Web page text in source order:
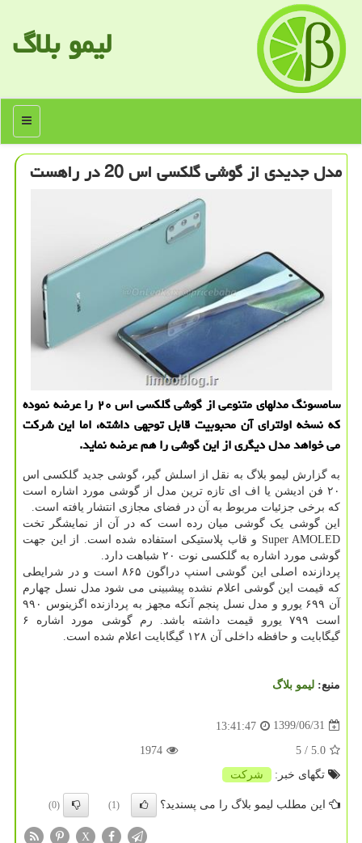
لیمو بلاگ
منو
مدل جدیدی از گوشی گلكسی اس 20 در راهست
سامسونگ مدلهای متنوعی از گوشی گلكسی اس ۲۰ را عرضه نموده
كه نسخه اولترای آن محبوبیت قابل توجهی داشته، اما این شركت
می خواهد مدل دیگری از این گوشی را هم عرضه نماید.
به گزارش لیمو بلاگ به نقل از اسلش گیر، گوشی جدید گلکسی اس
۲۰ فن ادیشن یا اف ای تازه ترین مدل از گوشی مورد اشاره است
که برخی جزئیات مربوط به آن در فضای مجازی انتشار یافته است.
این گوشی یک گوشی میان رده است که در آن از نمایشگر تخت
Super AMOLED و قاب پلاستیکی استفاده شده است. از این جهت
گوشی مورد اشاره به گلکسی نوت ۲۰ شباهت دارد.
پردازنده اصلی این گوشی اسنپ دراگون ۸۶۵ است و در شرایطی
که قیمت این گوشی اعلام نشده پیشبینی می شود مدل نسل چهارم
آن ۶۹۹ یورو و مدل نسل پنجم آنکه مجهز به پردازنده اگزینوس ۹۹۰
است ۷۹۹ یورو قیمت داشته باشد. رم گوشی مورد اشاره ۶
گیگابایت و حافظه داخلی آن ۱۲۸ گیگابایت اعلام شده است.
منبع: لیمو بلاگ
1399/06/31
13:41:47
5.0
/ 5
1974
تگهای خبر:
شركت
این مطلب لیمو بلاگ را می پسندید؟ (1)
(0)
X